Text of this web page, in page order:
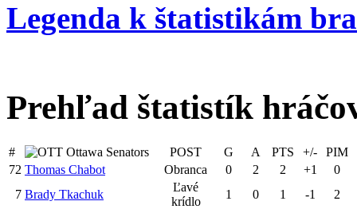
Legenda k štatistikám
Prehľad štatistík
# Ottawa Senators POST G A PTS +/-
PIM
72 Thomas Chabot Obranca 0 2 2 +1
0
7 Brady Tkachuk
Ľavé
krídlo
1 0 1 -1 2